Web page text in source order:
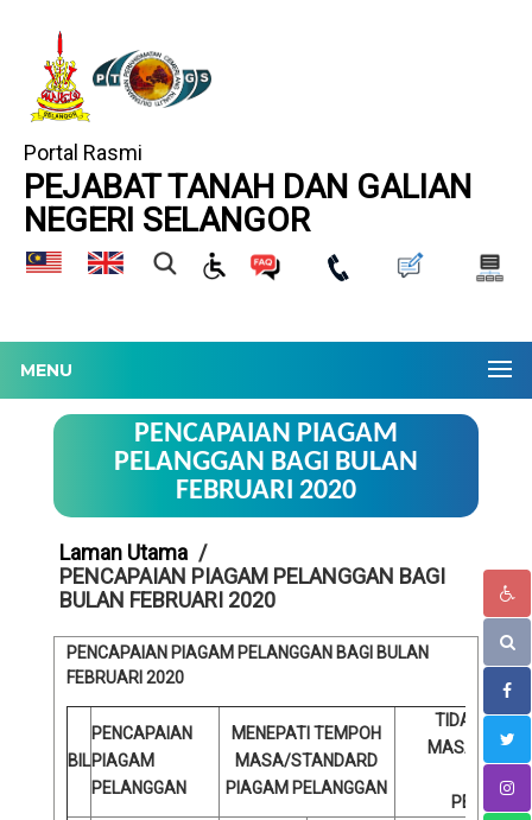
Portal Rasmi
PEJABAT TANAH DAN GALIAN
NEGERI SELANGOR
MENU
PENCAPAIAN PIAGAM
PELANGGAN BAGI BULAN
FEBRUARI 2020
Laman Utama
PENCAPAIAN PIAGAM PELANGGAN BAGI
BULAN FEBRUARI 2020
PENCAPAIAN PIAGAM PELANGGAN BAGI BULAN
FEBRUARI 2020
BIL
PENCAPAIAN
PIAGAM
PELANGGAN
MENEPATI TEMPOH
MASA/STANDARD
PIAGAM PELANGGAN
TIDAK
MASA/